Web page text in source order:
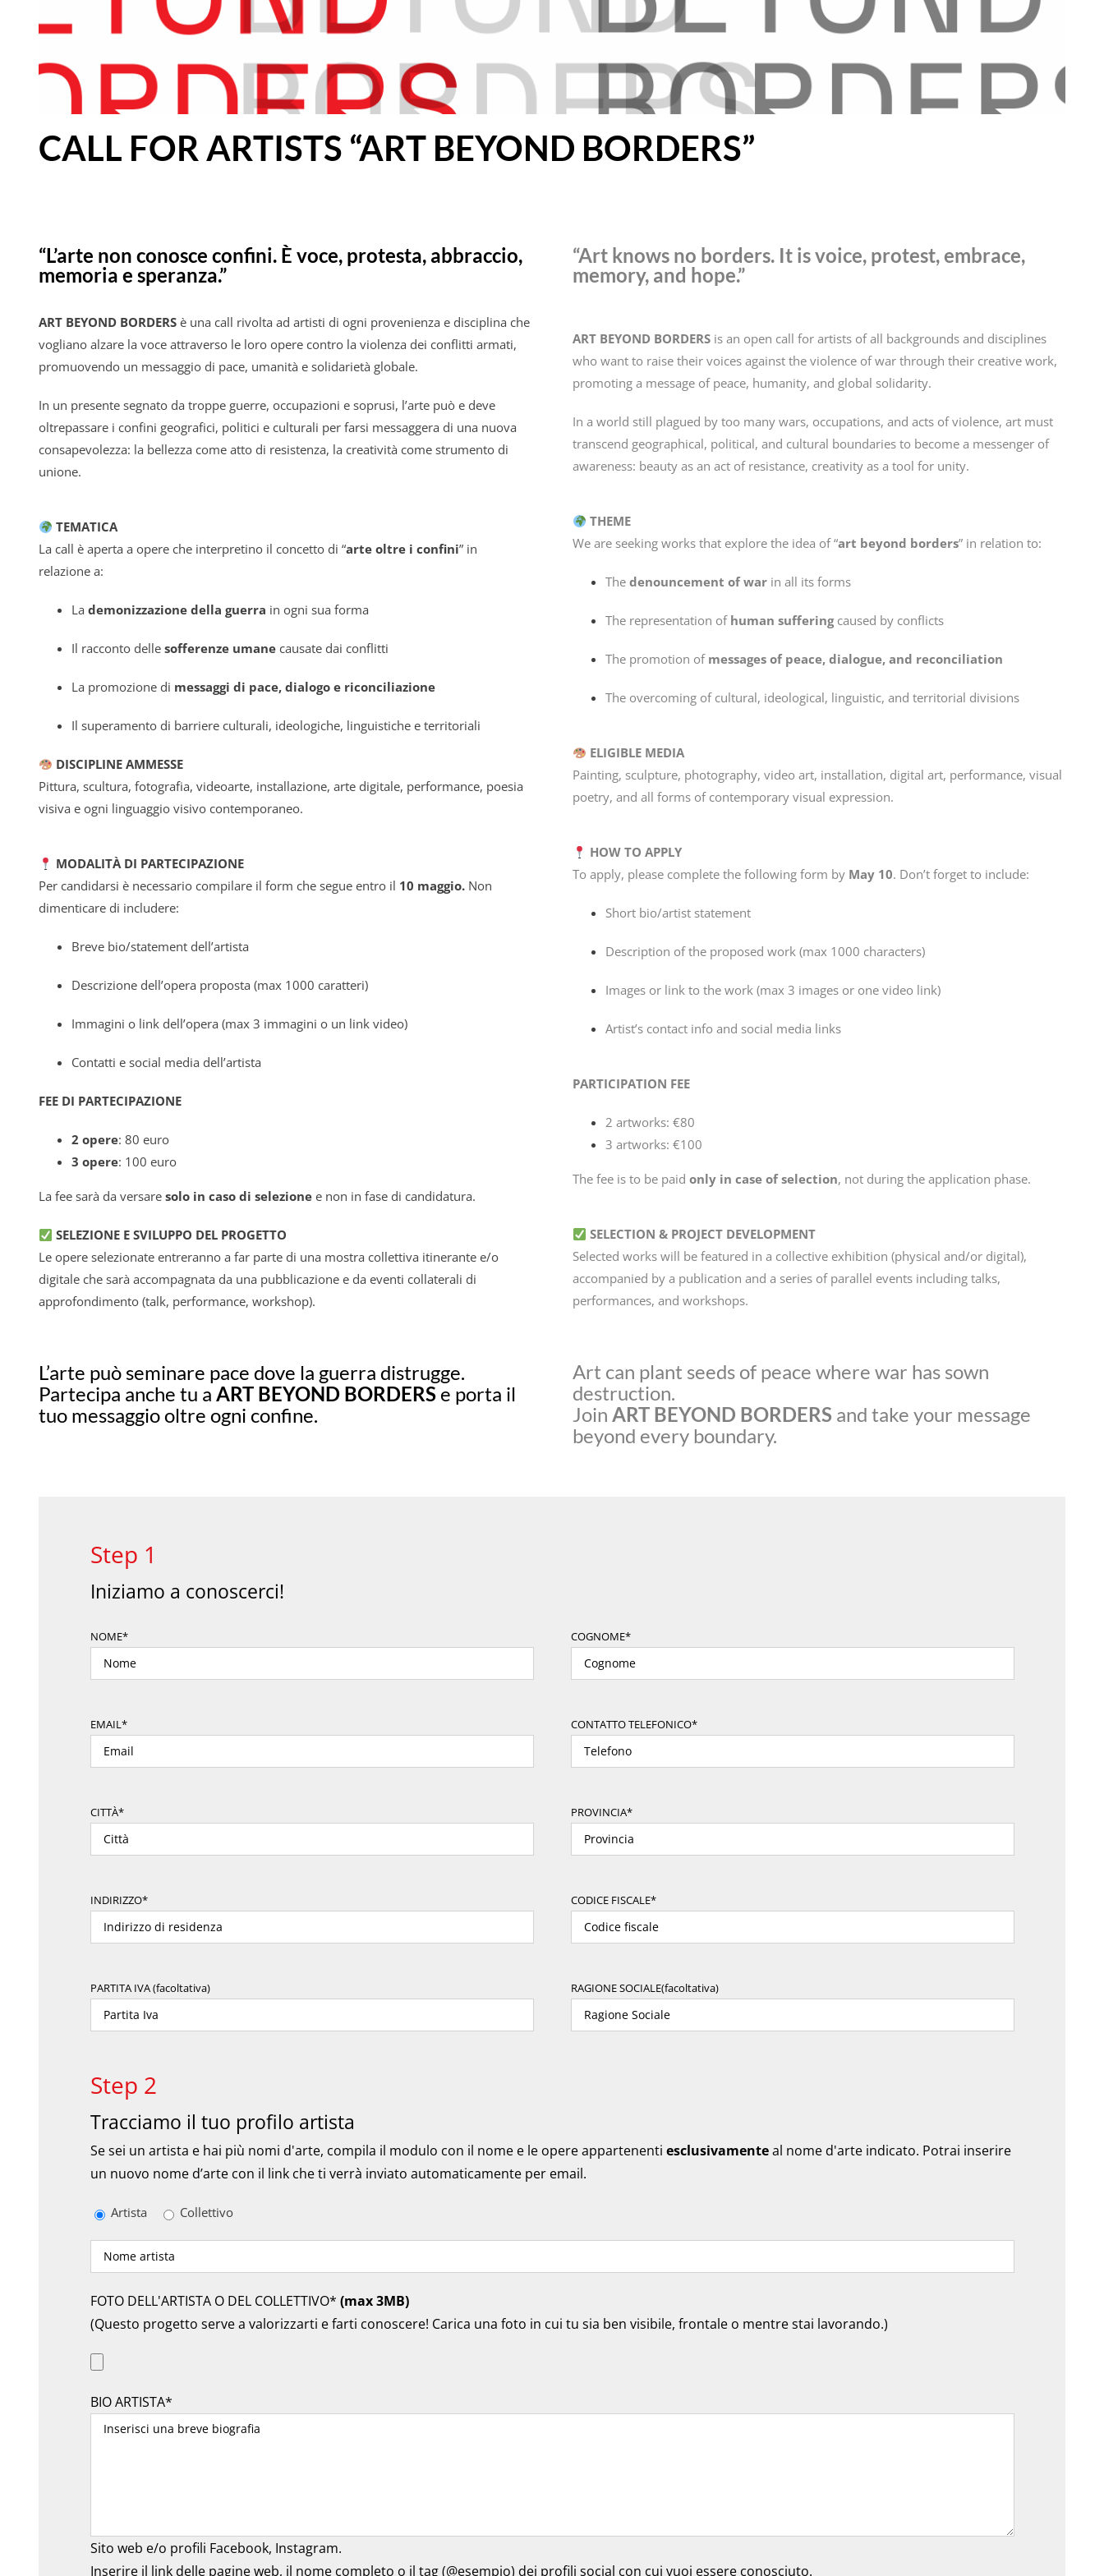
CALL FOR ARTISTS “ART BEYOND BORDERS”
“L’arte non conosce confini. È voce, protesta, abbraccio,
memoria e speranza.”
ART BEYOND BORDERS è una call rivolta ad artisti di ogni provenienza e disciplina che
vogliano alzare la voce attraverso le loro opere contro la violenza dei conflitti armati,
promuovendo un messaggio di pace, umanità e solidarietà globale.
In un presente segnato da troppe guerre, occupazioni e soprusi, l’arte può e deve
oltrepassare i confini geografici, politici e culturali per farsi messaggera di una nuova
consapevolezza: la bellezza come atto di resistenza, la creatività come strumento di
unione.
TEMATICA
La call è aperta a opere che interpretino il concetto di “arte oltre i confini” in
relazione a:
Lademonizzazione della guerra in ogni sua forma
Il racconto dellesofferenze umane causate dai conflitti
La promozione di messaggi di pace, dialogo e riconciliazione
Il superamento di barriere culturali, ideologiche, linguistiche e territoriali
DISCIPLINE AMMESSE
Pittura, scultura, fotografia, videoarte, installazione, arte digitale, performance, poesia
visiva e ogni linguaggio visivo contemporaneo.
MODALITÀ DI PARTECIPAZIONE
Per candidarsi è necessario compilare il form che segue entro il 10 maggio. Non
dimenticare di includere:
Breve bio/statement dell’artista
Descrizione dell’opera proposta (max 1000 caratteri)
Immagini o link dell’opera (max 3 immagini o un link video)
Contatti e social media dell’artista
FEE DI PARTECIPAZIONE
2 opere: 80 euro
3 opere: 100 euro
La fee sarà da versaresolo in caso di selezione e non in fase di candidatura.
SELEZIONE E SVILUPPO DEL PROGETTO
Le opere selezionate entreranno a far parte di una mostra collettiva itinerante e/o
digitale che sarà accompagnata da una pubblicazione e da eventi collaterali di
approfondimento (talk, performance, workshop).
L’arte può seminare pace dove la guerra distrugge.
Partecipa anche tu aART BEYOND BORDERS e porta il
tuo messaggio oltre ogni confine.
“Art knows no borders. It is voice, protest, embrace,
memory, and hope.”
ART BEYOND BORDERSis an open call for artists of all backgrounds and disciplines
who want to raise their voices against the violence of war through their creative work,
promoting a message of peace, humanity, and global solidarity.
In a world still plagued by too many wars, occupations, and acts of violence, art must
transcend geographical, political, and cultural boundaries to become a messenger of
awareness: beauty as an act of resistance, creativity as a tool for unity.
THEME
We are seeking works that explore the idea of “art beyond borders” in relation to:
The denouncement of warin all its forms
The representation of human sufferingcaused by conflicts
The promotion of messages of peace, dialogue, and reconciliation
The overcoming of cultural, ideological, linguistic, and territorial divisions
ELIGIBLE MEDIA
Painting, sculpture, photography, video art, installation, digital art, performance, visual
poetry, and all forms of contemporary visual expression.
HOW TO APPLY
To apply, please complete the following form byMay 10. Don’t forget to include:
Short bio/artist statement
Description of the proposed work (max 1000 characters)
Images or link to the work (max 3 images or one video link)
Artist’s contact info and social media links
PARTICIPATION FEE
2 artworks: €80
3 artworks: €100
The fee is to be paid only in case of selection, not during the application phase.
SELECTION & PROJECT DEVELOPMENT
Selected works will be featured in a collective exhibition (physical and/or digital),
accompanied by a publication and a series of parallel events including talks,
performances, and workshops.
Art can plant seeds of peace where war has sown
destruction.
Join ART BEYOND BORDERS and take your message
beyond every boundary.
Step 1
Iniziamo a conoscerci!
NOME* COGNOME*
EMAIL* CONTATTO TELEFONICO*
CITTÀ* PROVINCIA*
INDIRIZZO* CODICE FISCALE*
PARTITA IVA (facoltativa) RAGIONE SOCIALE(facoltativa)
Step 2
Tracciamo il tuo profilo artista
Se sei un artista e hai più nomi d'arte, compila il modulo con il nome e le opere appartenenti esclusivamenteal nome d'arte indicato. Potrai inserire
un nuovo nome d’arte con il link che ti verrà inviato automaticamente per email.
Artista Collettivo
FOTO DELL'ARTISTA O DEL COLLETTIVO* (max 3MB)
(Questo progetto serve a valorizzarti e farti conoscere! Carica una foto in cui tu sia ben visibile, frontale o mentre stai lavorando.)
BIO ARTISTA*
Sito web e/o profili Facebook, Instagram.
Inserire il link delle pagine web, il nome completo o il tag (@esempio) dei profili social con cui vuoi essere conosciuto.